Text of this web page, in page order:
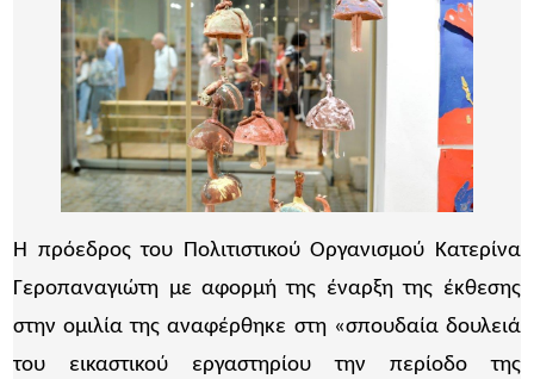
Η πρόεδρος του Πολιτιστικού Οργανισμού Κατερίνα
Γεροπαναγιώτη με αφορμή της έναρξη της έκθεσης
στην ομιλία της αναφέρθηκε στη «σπουδαία δουλειά
του εικαστικού εργαστηρίου την περίοδο της